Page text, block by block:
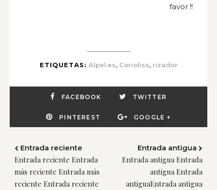
favor !!
ETIQUETAS: Alpel.es, Corioliss, rizador
FACEBOOK TWITTER
PINTEREST GOOGLE +
Entrada reciente
Entrada reciente Entrada
más reciente Entrada más
reciente Entrada reciente
Entrada antigua
Entrada antigua Entrada
antigua Entrada
antiguaEntrada antigua